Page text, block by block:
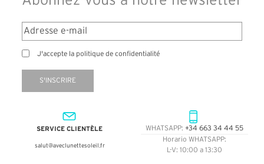
J'accepte la politique de confidentialité
S'INSCRIRE
SERVICE CLIENTÈLE
salut@aveclunettesoleil.fr
WHATSAPP: +34 663 34 44 55
Horario WHATSAPP:
L-V: 10:00 a 13:30